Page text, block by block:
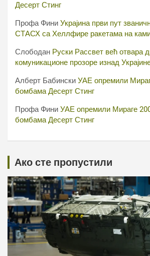
Десерт Стинг
Профа Фини Украјина први пут
СТАСХ са Хеллфире ракетама на
Слободан Руски Рассвет већ отвара
комуникационе прозоре изнад
Алберт Бабински УАЕ опремили
бомбама Десерт Стинг
Профа Фини УАЕ опремили Мираге
бомбама Десерт Стинг
Ако сте пропустили